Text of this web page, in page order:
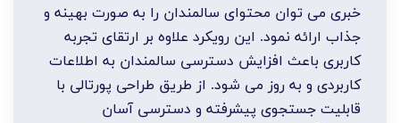
خبری می توان محتوای سالمندان را به صورت بهینه و
جذاب ارائه نمود. این رویکرد علاوه بر ارتقای تجربه
کاربری باعث افزایش دسترسی سالمندان به اطلاعات
کاربردی و به روز می شود. از طریق طراحی پورتالی با
قابلیت جستجوی پیشرفته و دسترسی آسان